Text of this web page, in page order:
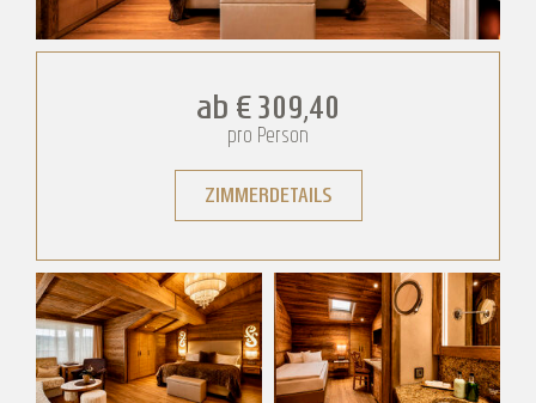
ab € 309,40
pro Person
ZIMMERDETAILS
Storchennest Plus Storchennest Plus